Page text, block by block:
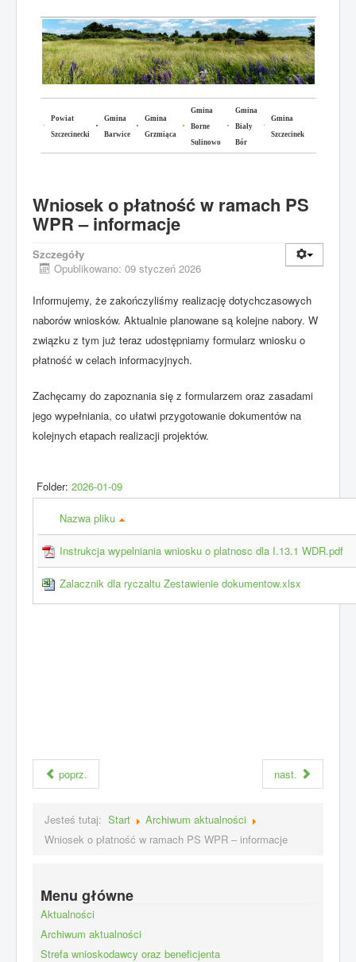
Powiat
Szczecinecki
Gmina
Barwice
Gmina
Grzmiąca
Gmina
Borne
Sulinowo
Gmina
Biały
Bór
Gmina
Szczecinek
Wniosek o płatność w ramach PS
WPR – informacje
Szczegóły
Opublikowano: 09 styczeń 2026
Informujemy, że zakończyliśmy realizację dotychczasowych
naborów wniosków. Aktualnie planowane są kolejne nabory. W
związku z tym już teraz udostępniamy formularz wniosku o
płatność w celach informacyjnych.
Zachęcamy do zapoznania się z formularzem oraz zasadami
jego wypełniania, co ułatwi przygotowanie dokumentów na
kolejnych etapach realizacji projektów.
Folder: 2026-01-09
Nazwa pliku
Instrukcja wypelniania wniosku o platnosc dla I.13.1 WDR.pdf
Zalacznik dla ryczaltu Zestawienie dokumentow.xlsx
poprz. nast.
Jesteś tutaj: Start
Archiwum aktualności
Wniosek o płatność w ramach PS WPR – informacje
Menu główne
Aktualności
Archiwum aktualności
Strefa wnioskodawcy oraz beneficjenta